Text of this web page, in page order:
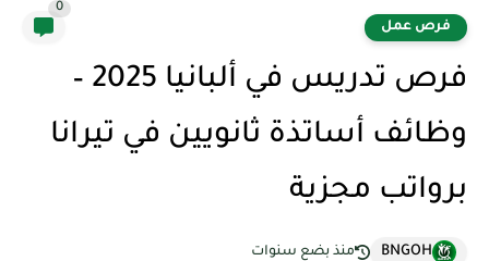
فرص عمل
0
فرص تدريس في ألبانيا 2025 –
وظائف أساتذة ثانويين في تيرانا
برواتب مجزية
BNGOH منذ بضع سنوات